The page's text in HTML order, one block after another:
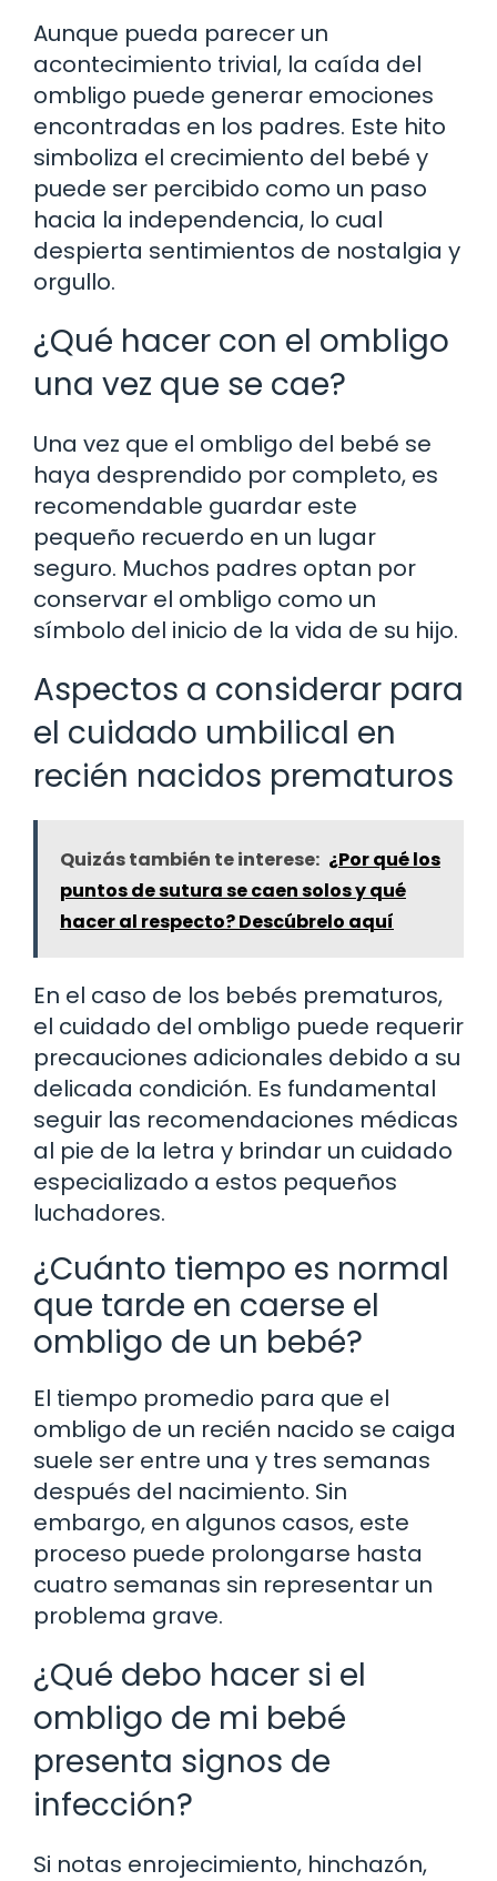
Aunque pueda parecer un
acontecimiento trivial, la caída del
ombligo puede generar emociones
encontradas en los padres. Este hito
simboliza el crecimiento del bebé y
puede ser percibido como un paso
hacia la independencia, lo cual
despierta sentimientos de nostalgia y
orgullo.
¿Qué hacer con el ombligo
una vez que se cae?
Una vez que el ombligo del bebé se
haya desprendido por completo, es
recomendable guardar este
pequeño recuerdo en un lugar
seguro. Muchos padres optan por
conservar el ombligo como un
símbolo del inicio de la vida de su hijo.
Aspectos a considerar para
el cuidado umbilical en
recién nacidos prematuros
Quizás también te interese: ¿Por qué los
puntos de sutura se caen solos y qué
hacer al respecto? Descúbrelo aquí
En el caso de los bebés prematuros,
el cuidado del ombligo puede requerir
precauciones adicionales debido a su
delicada condición. Es fundamental
seguir las recomendaciones médicas
al pie de la letra y brindar un cuidado
especializado a estos pequeños
luchadores.
¿Cuánto tiempo es normal
que tarde en caerse el
ombligo de un bebé?
El tiempo promedio para que el
ombligo de un recién nacido se caiga
suele ser entre una y tres semanas
después del nacimiento. Sin
embargo, en algunos casos, este
proceso puede prolongarse hasta
cuatro semanas sin representar un
problema grave.
¿Qué debo hacer si el
ombligo de mi bebé
presenta signos de
infección?
Si notas enrojecimiento, hinchazón,